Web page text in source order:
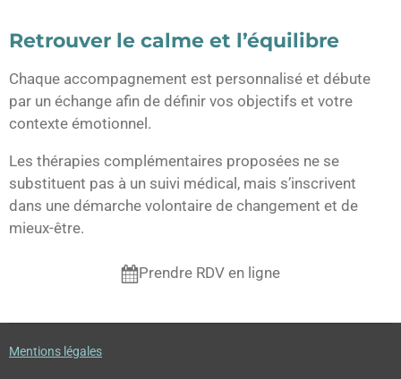
Retrouver le calme et l’équilibre
Chaque accompagnement est personnalisé et débute
par un échange afin de définir vos objectifs et votre
contexte émotionnel.
Les thérapies complémentaires proposées ne se
substituent pas à un suivi médical, mais s’inscrivent
dans une démarche volontaire de changement et de
mieux-être.
Prendre RDV en ligne
Mentions légales